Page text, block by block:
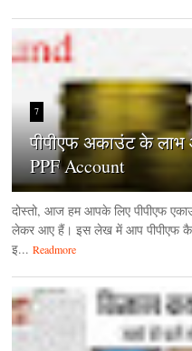
7
पीपीएफ अकाउंट के
PPF Account
दोस्तो, आज हम आपके लिए पीपीएफ
लेकर आए हैं। इस लेख में आप पीपीएफ
इ... Readmore